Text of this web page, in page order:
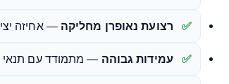
רצועת נאופרן מחליקה — אחיזה
עמידות גבוהה — מתמודד עם תנאי